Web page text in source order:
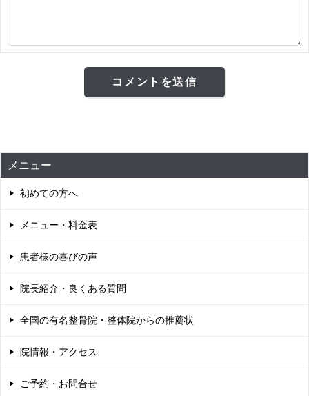
メニュー
初めての方へ
メニュー・料金表
患者様の喜びの声
院長紹介・良くある質問
全国の有名整骨院・整体院からの推薦状
院情報・アクセス
ご予約・お問合せ